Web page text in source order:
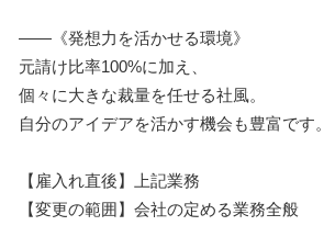
――《発想力を活かせる環境》
元請け比率100%に加え、
個々に大きな裁量を任せる社風。
自分のアイデアを活かす機会も豊富です。
【雇入れ直後】上記業務
【変更の範囲】会社の定める業務全般